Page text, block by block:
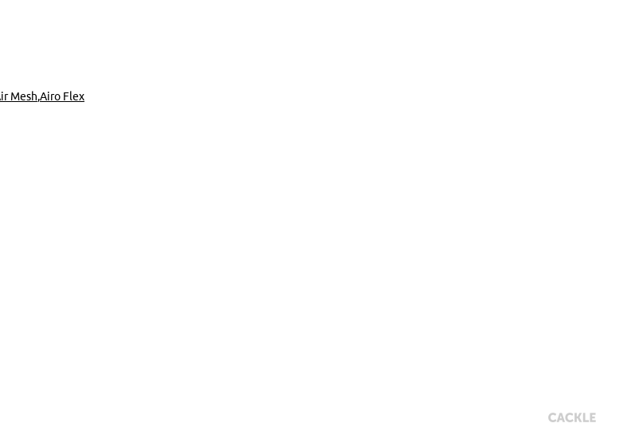
Mesh,Airo Flex